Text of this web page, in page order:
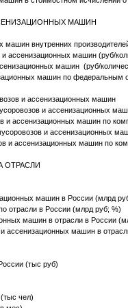
МАШИН
машин внутренних
ассенизационных машин (руб/
машин (руб/
машин по федеральным
и ассенизационных машин
и ассенизационных
и ассенизационных машин по
и ассенизационных
и ассенизационных машин по
ОТРАСЛИ
машин в России
по отрасли в России (млрд руб;
машин в отрасли в России
и ассенизационных машин в
(тыс руб)
чел)